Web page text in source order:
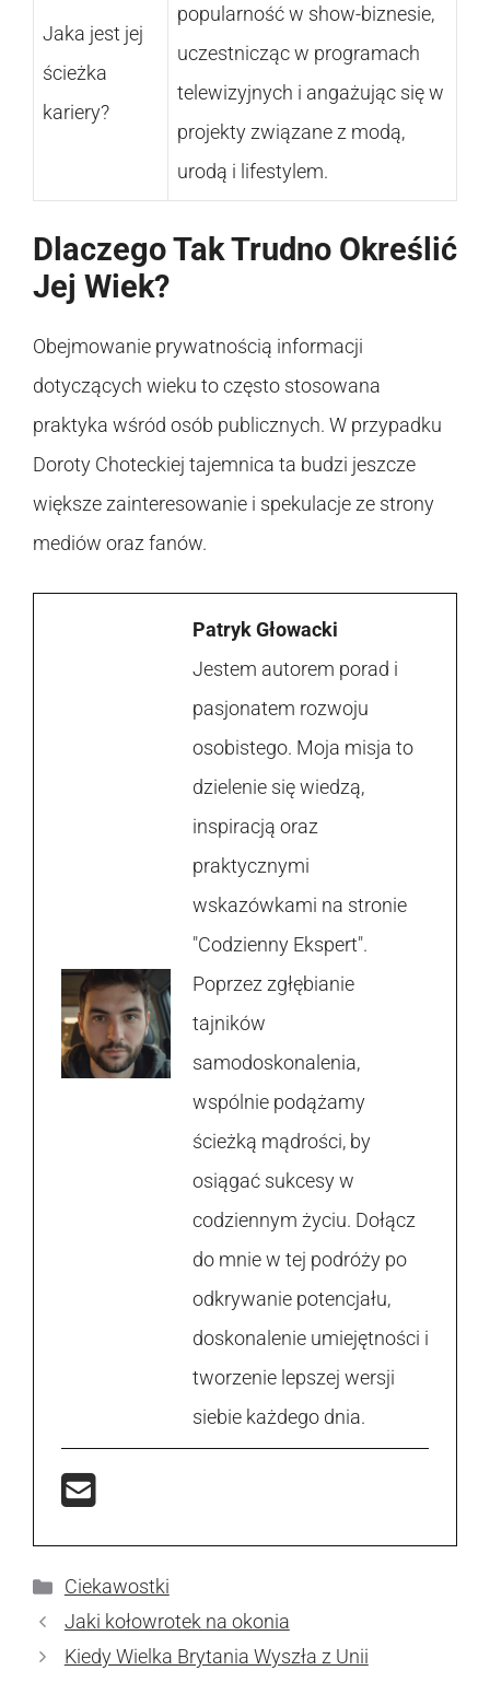
Jaka jest jej
ścieżka
kariery?
popularność w show-biznesie,
uczestnicząc w programach
telewizyjnych i angażując się w
projekty związane z modą,
urodą i lifestylem.
Dlaczego Tak Trudno Określić
Jej Wiek?
Obejmowanie prywatnością informacji
dotyczących wieku to często stosowana
praktyka wśród osób publicznych. W przypadku
Doroty Choteckiej tajemnica ta budzi jeszcze
większe zainteresowanie i spekulacje ze strony
mediów oraz fanów.
Patryk Głowacki
Jestem autorem porad i
pasjonatem rozwoju
osobistego. Moja misja to
dzielenie się wiedzą,
inspiracją oraz
praktycznymi
wskazówkami na stronie
"Codzienny Ekspert".
Poprzez zgłębianie
tajników
samodoskonalenia,
wspólnie podążamy
ścieżką mądrości, by
osiągać sukcesy w
codziennym życiu. Dołącz
do mnie w tej podróży po
odkrywanie potencjału,
doskonalenie umiejętności i
tworzenie lepszej wersji
siebie każdego dnia.
Kategorie
Ciekawostki
Jaki kołowrotek na okonia
Kiedy Wielka Brytania Wyszła z Unii